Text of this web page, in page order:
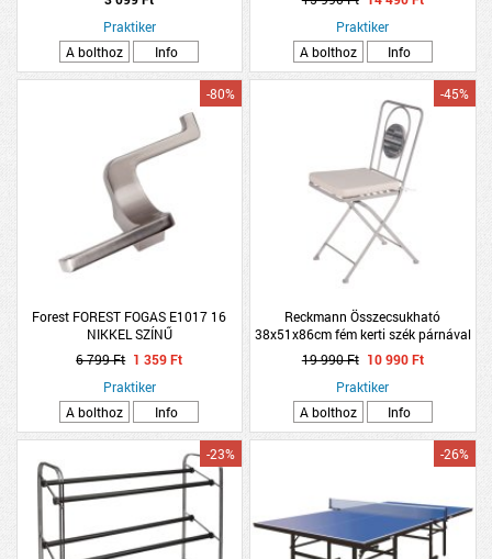
Praktiker
A bolthoz
Info
Praktiker
A bolthoz
Info
Forest FOREST FOGAS E1017 16
NIKKEL SZÍNŰ
-80%
6 799 Ft 1 359 Ft
Praktiker
A bolthoz
Info
Reckmann Összecsukható
38x51x86cm fém kerti szék párnával
-45%
19 990 Ft 10 990 Ft
Praktiker
A bolthoz
Info
-23% -26%